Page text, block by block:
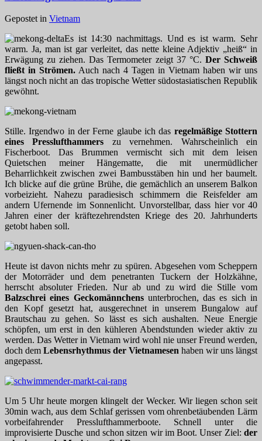
Gepostet in Vietnam
Es ist 14:30 nachmittags. Und es ist warm. Sehr
warm. Ja, man ist gar verleitet, das nette kleine Adjektiv „heiß“ in
Erwägung zu ziehen. Das Termometer zeigt 37 °C. Der Schweiß
fließt in Strömen. Auch nach 4 Tagen in Vietnam haben wir uns
längst noch nicht an das tropische Wetter südostasiatischen Republik
gewöhnt.
Stille. Irgendwo in der Ferne glaube ich das regelmäßige Stottern
eines Presslufthammers zu vernehmen. Wahrscheinlich ein
Fischerboot. Das Brummen vermischt sich mit dem leisen
Quietschen meiner Hängematte, die mit unermüdlicher
Beharrlichkeit zwischen zwei Bambusstäben hin und her baumelt.
Ich blicke auf die grüne Brühe, die gemächlich an unserem Balkon
vorbeizieht. Nahezu paradiesisch schimmern die Reisfelder am
andern Ufernende im Sonnenlicht. Unvorstellbar, dass hier vor 40
Jahren einer der kräftezehrendsten Kriege des 20. Jahrhunderts
getobt haben soll.
Heute ist davon nichts mehr zu spüren. Abgesehen vom Scheppern
der Motorräder und dem penetranten Tuckern der Holzkähne,
herrscht absoluter Frieden. Nur ab und zu wird die Stille vom
Balzschrei eines Geckomännchensunterbrochen, das es sich in
den Kopf gesetzt hat, ausgerechnet in unserem Bungalow auf
Brautschau zu gehen. So lässt es sich aushalten. Neue Energie
schöpfen, um erst in den kühleren Abendstunden wieder aktiv zu
werden. Das Wetter in Vietnam wird wohl nie unser Freund werden,
doch dem Lebensrhythmus der Vietnamesen haben wir uns längst
angepasst.
Um 5 Uhr heute morgen klingelt der Wecker. Wir liegen schon seit
30min wach, aus dem Schlaf gerissen vom ohrenbetäubenden Lärm
vorbeifahrender Presslufthammerboote. Schnell unter die
improvisierte Dusche und schon sitzen wir im Boot. Unser Ziel: der